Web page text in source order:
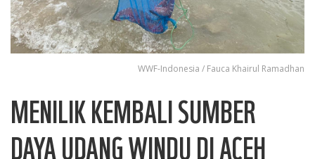
WWF-Indonesia / Fauca Khairul Ramadhan
MENILIK KEMBALI SUMBER
DAYA UDANG WINDU DI ACEH